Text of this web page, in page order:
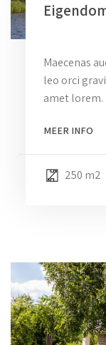
Maecenas
leo orci
amet lorem.
MEER INFO
250 m2